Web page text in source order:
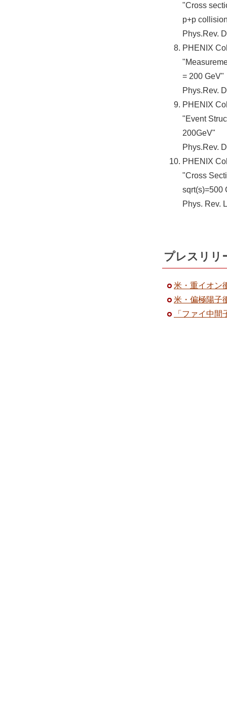
"Cross
p+p
Phys.Rev.
PHENIX
= 200 GeV"
Phys.Rev.
PHENIX
"Event
200GeV"
Phys.Rev.
PHENIX
"Cross
sqrt(s)=500
Phys. Rev.
プレスリリ
米・重イオン
米・偏極陽子
「ファイ中